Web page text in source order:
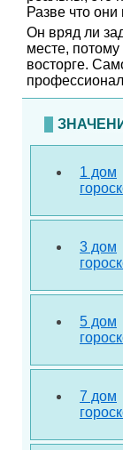
Разве что
Он вряд ли
месте, потому
восторге.
1 дом
3 дом
5 дом
7 дом